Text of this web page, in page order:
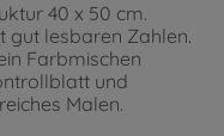
40 x 50 cm.
gut lesbaren Zahlen.
Farbmischen
und
Malen.